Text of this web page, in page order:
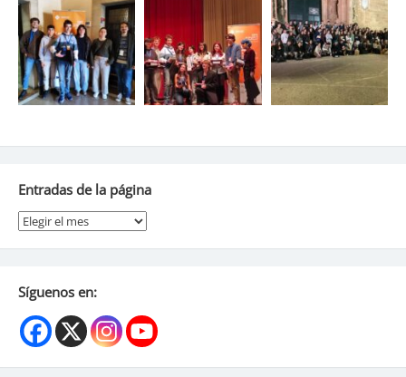
Entradas de la página
Entradas
de
la
Síguenos en: